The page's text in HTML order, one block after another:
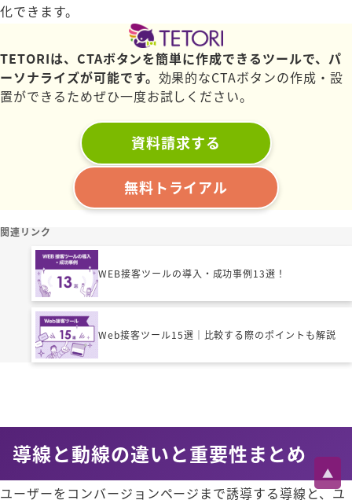
化できます。
TETORIは、CTAボタンを簡単に作成できるツールで、パ
ーソナライズが可能です。 効果的なCTAボタンの作成・設
置ができるためぜひ一度お試しください。
資料請求する
無料トライアル
関連リンク
WEB接客ツールの導入・成功事例13選！
Web接客ツール15選｜比較する際のポイントも解説
導線と動線の違いと重要性まとめ
ユーザーをコンバージョンページまで誘導する導線と、ユ
▲